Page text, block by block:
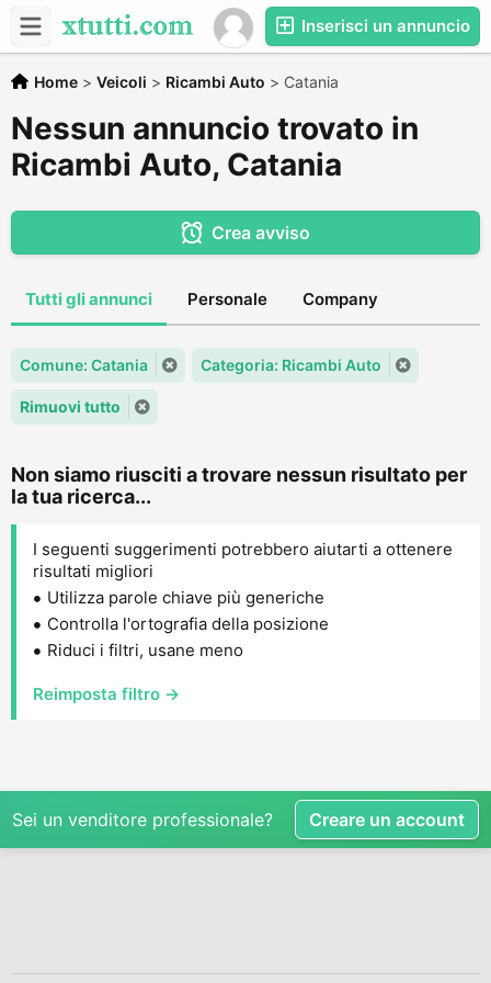
Inserisci un annuncio
Home > Veicoli > Ricambi Auto > Catania
Nessun annuncio trovato in
Ricambi Auto, Catania
Crea avviso
Tutti gli annunci Personale Company
Comune: Catania Categoria: Ricambi Auto
Rimuovi tutto
Non siamo riusciti a trovare nessun risultato per
la tua ricerca...
I seguenti suggerimenti potrebbero aiutarti a ottenere
risultati migliori
Utilizza parole chiave più generiche
Controlla l'ortografia della posizione
Riduci i filtri, usane meno
Reimposta filtro →
Sei un venditore professionale? Creare un account